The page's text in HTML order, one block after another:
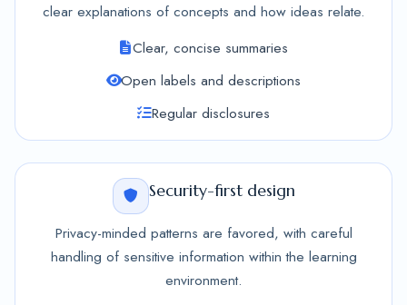
clear explanations of concepts and how ideas relate.
Clear, concise summaries
Open labels and descriptions
Regular disclosures
Security-first design
Privacy-minded patterns are favored, with careful
handling of sensitive information within the learning
environment.